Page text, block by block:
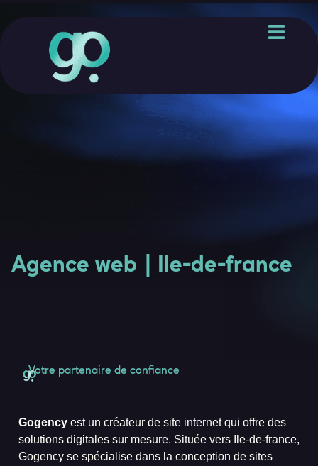
Agence web | Ile-de-france
Votre partenaire de confiance
Création de Sites Internet sur
Gogency est un créateur de site internetqui offre des
solutions digitales sur mesure. Située vers Ile-de-france,
Gogency se spécialise dans la conception de sites